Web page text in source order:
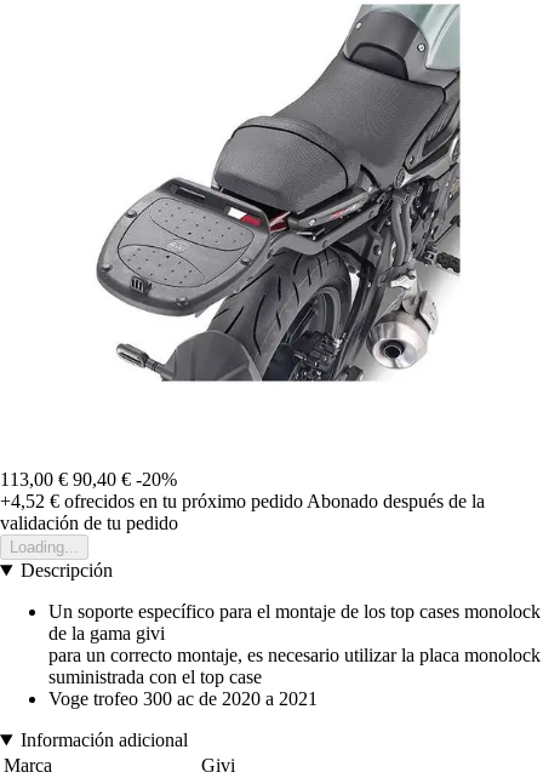
113,00 € 90,40 € -20%
+4,52 € ofrecidos en tu próximo pedido Abonado después de la
validación de tu pedido
Loading...
Descripción
Un soporte específico para el montaje de los top cases monolock
de la gama givi
para un correcto montaje, es necesario utilizar la placa monolock
suministrada con el top case
Voge trofeo 300 ac de 2020 a 2021
Información adicional
Marca
Givi